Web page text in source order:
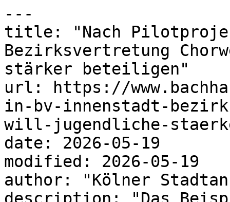
---
title: "Nach
Bezirksvertretung
stärker beteiligen"
url: https://
in-bv-innenstadt-
will-jugendliche-
date: 2026-05-19
modified: 2026-05-19
author: "Kölner